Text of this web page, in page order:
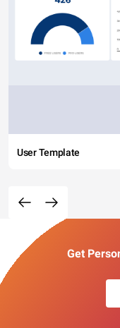
User Template
Get